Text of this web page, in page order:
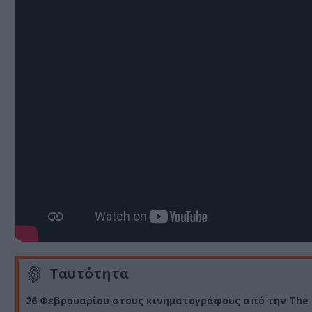
Ταυτότητα
26 Φεβρουαρίου στους κινηματογράφους από την The